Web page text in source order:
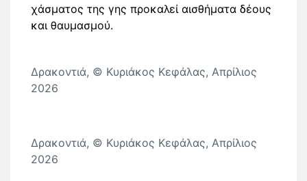
χάσματος της γης προκαλεί αισθήματα δέους
και θαυμασμού.
Δρακοντιά, © Κυριάκος Κεφάλας, Απρίλιος
2026
Δρακοντιά, © Κυριάκος Κεφάλας, Απρίλιος
2026